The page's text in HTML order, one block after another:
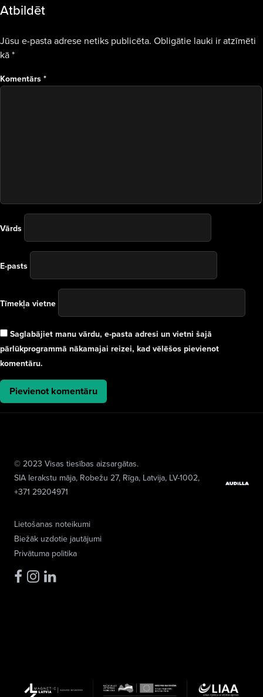
Atbildēt
Jūsu e-pasta adrese netiks publicēta. Obligātie lauki ir atzīmēti
kā*
Komentārs *
Vārds
E-pasts
Tīmekļa vietne
Saglabājiet manu vārdu, e-pasta adresi un vietni šajā
pārlūkprogrammā nākamajai reizei, kad vēlēšos pievienot
komentāru.
Lietošanas noteikumi
Biežāk uzdotie jautājumi
Privātuma politika
© 2023 Visas tiesības aizsargātas.
SIA Ierakstu māja, Robežu 27, Rīga, Latvija, LV-1002,
+371 29204971